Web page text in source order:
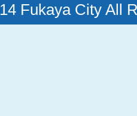
Fukaya City All